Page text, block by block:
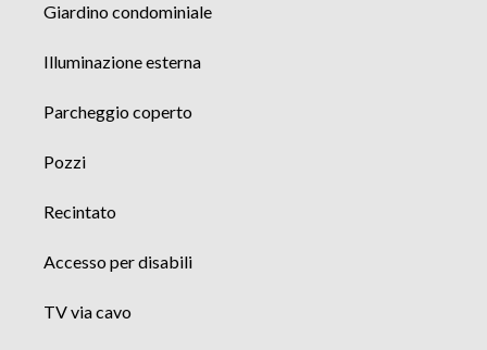
Giardino condominiale
Illuminazione esterna
Parcheggio coperto
Pozzi
Recintato
Accesso per disabili
TV via cavo